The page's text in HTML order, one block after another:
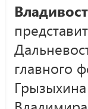
главного